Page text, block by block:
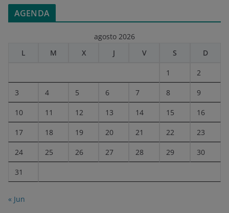
AGENDA
agosto 2026
L
M X J V S D
1 2
3 4 5 6 7 8 9
10 11 12 13 14 15 16
17 18 19 20 21 22 23
24 25 26 27 28 29 30
31
« Jun